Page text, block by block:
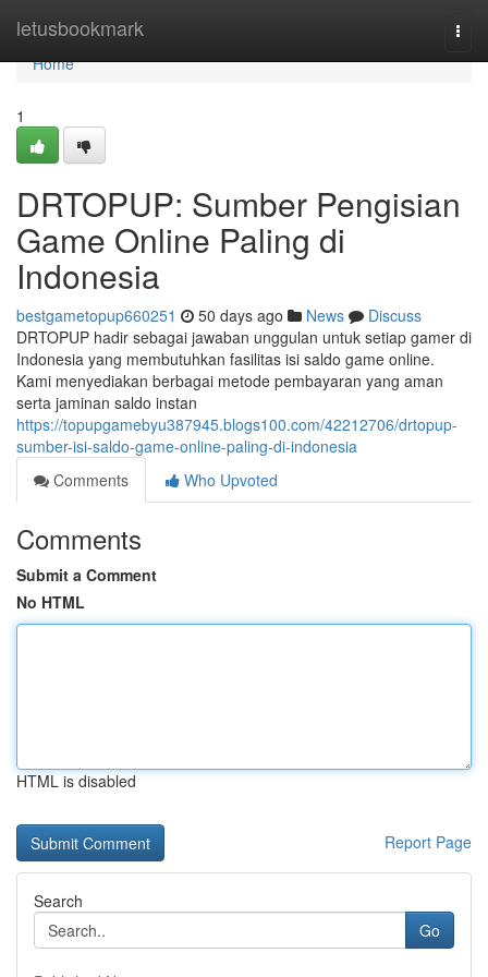
letusbookmark
Home
Home
1
DRTOPUP: Sumber Pengisian
Game Online Paling di
Indonesia
bestgametopup660251 50 days ago News
Discuss
DRTOPUP hadir sebagai jawaban unggulan untuk setiap gamer di
Indonesia yang membutuhkan fasilitas isi saldo game online.
Kami menyediakan berbagai metode pembayaran yang aman
serta jaminan saldo instan
https://topupgamebyu387945.blogs100.com/42212706/drtopup-
sumber-isi-saldo-game-online-paling-di-indonesia
Comments
Who Upvoted
Comments
Submit a Comment
No HTML
HTML is disabled
Report Page
Search
Go